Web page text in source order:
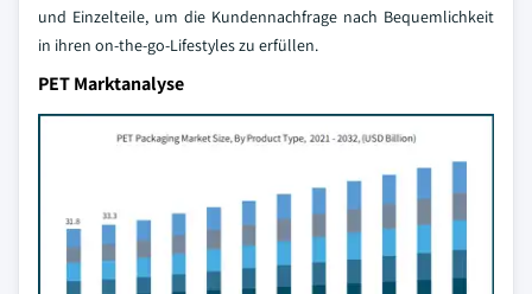
und Einzelteile, um die Kundennachfrage nach Bequemlichkeit
in ihren on-the-go-Lifestyles zu erfüllen.
PET Marktanalyse